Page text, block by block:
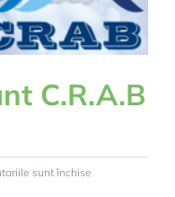
C.R.A.B
sunt închise